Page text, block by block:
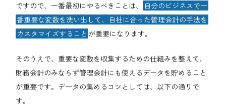
ですので、一番最初にやるべきことは、
自分のビジネスで一
番重要な変数を洗い出して、自社に合った管理会計の手法を
カスタマイズすること が重要になります。
そのうえで、重要な変数を収集するための仕組みを整えて、
財務会計のみならず管理会計にも使えるデータを貯めること
が重要です。データの集めるコツとしては、以下の通りで
す。